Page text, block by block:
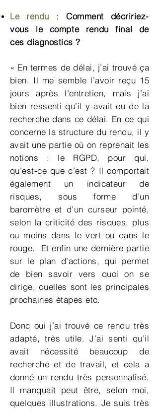
Le rendu :
Comment décririez-
vous le compte rendu final de
ces diagnostics ?
« En termes de délai, j’ai trouvé ça
bien. Il me semble l’avoir reçu 15
jours après l’entretien, mais j’ai
bien ressenti qu’il y avait eu de la
recherche dans ce délai. En ce qui
concerne la structure du rendu, il y
avait une partie où on reprenait les
notions : le RGPD, pour qui,
qu’est-ce que c’est ? Il comportait
également un indicateur de
risques, sous forme d’un
baromètre et d’un curseur pointé,
selon la criticité des risques, plus
ou moins dans le vert ou dans le
rouge. Et enfin une dernière partie
sur le plan d’actions, qui permet
de bien savoir vers quoi on se
dirige, quelles sont les principales
prochaines étapes etc.
Donc oui j’ai trouvé ce rendu très
adapté, très utile. J’ai senti qu’il
avait nécessité beaucoup de
recherche et de travail, et cela a
donné un rendu très personnalisé.
Il manquait peut être, selon moi,
quelques illustrations. Je suis très